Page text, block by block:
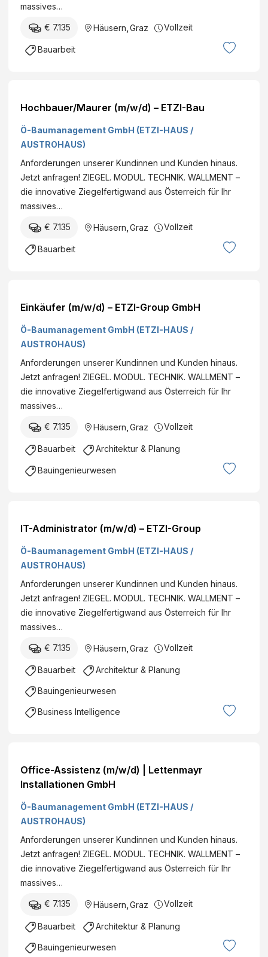
massives…
€ 7.135 Häusern Graz Vollzeit
Bauarbeit
Hochbauer/Maurer (m/w/d) – ETZI-Bau
Ö-Baumanagement GmbH (ETZI-HAUS /
AUSTROHAUS)
Anforderungen unserer Kundinnen und Kunden hinaus.
Jetzt anfragen! ZIEGEL. MODUL. TECHNIK. WALLMENT –
die innovative Ziegelfertigwand aus Österreich für Ihr
massives…
€ 7.135 Häusern Graz Vollzeit
Bauarbeit
Einkäufer (m/w/d) – ETZI-Group GmbH
Ö-Baumanagement GmbH (ETZI-HAUS /
AUSTROHAUS)
Anforderungen unserer Kundinnen und Kunden hinaus.
Jetzt anfragen! ZIEGEL. MODUL. TECHNIK. WALLMENT –
die innovative Ziegelfertigwand aus Österreich für Ihr
massives…
€ 7.135 Häusern,Graz Vollzeit
Bauarbeit Architektur & Planung
Bauingenieurwesen
IT-Administrator (m/w/d) – ETZI-Group
Ö-Baumanagement GmbH (ETZI-HAUS /
AUSTROHAUS)
Anforderungen unserer Kundinnen und Kunden hinaus.
Jetzt anfragen! ZIEGEL. MODUL. TECHNIK. WALLMENT –
die innovative Ziegelfertigwand aus Österreich für Ihr
massives…
€ 7.135 Häusern Graz Vollzeit
Bauarbeit Architektur & Planung
Bauingenieurwesen
Business Intelligence
Office-Assistenz (m/w/d) | Lettenmayr
Installationen GmbH
Ö-Baumanagement GmbH (ETZI-HAUS /
AUSTROHAUS)
Anforderungen unserer Kundinnen und Kunden hinaus.
Jetzt anfragen! ZIEGEL. MODUL. TECHNIK. WALLMENT –
die innovative Ziegelfertigwand aus Österreich für Ihr
massives…
€ 7.135 Häusern Graz Vollzeit
Bauarbeit Architektur & Planung
Bauingenieurwesen